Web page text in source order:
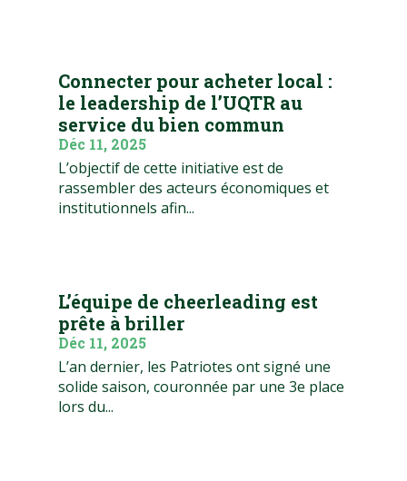
Connecter pour acheter local :
le leadership de l’UQTR au
service du bien commun
Déc 11, 2025
L’objectif de cette initiative est de
rassembler des acteurs économiques et
institutionnels afin...
L’équipe de cheerleading est
prête à briller
Déc 11, 2025
L’an dernier, les Patriotes ont signé une
solide saison, couronnée par une 3e place
lors du...